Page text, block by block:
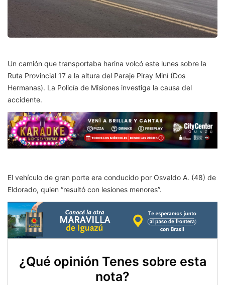
Un camión que transportaba harina volcó este lunes sobre la
Ruta Provincial 17 a la altura del Paraje Piray Miní (Dos
Hermanas). La Policía de Misiones investiga la causa del
accidente.
El vehículo de gran porte era conducido por Osvaldo A. (48) de
Eldorado, quien “resultó con lesiones menores”.
¿Qué opinión Tenes sobre esta
nota?